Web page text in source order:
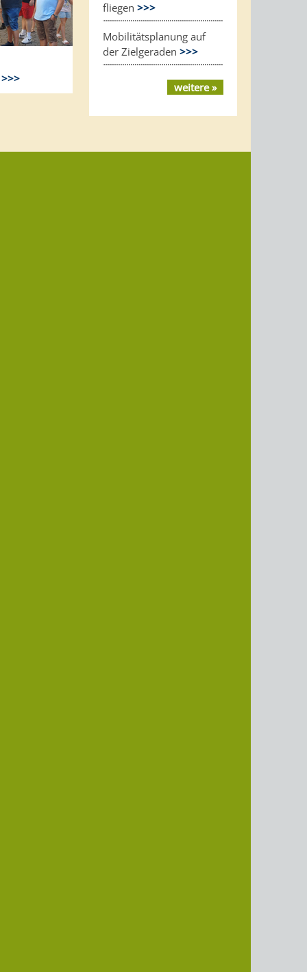
>>>
fliegen >>>
Mobilitätsplanung auf
der Zielgeraden >>>
weitere »